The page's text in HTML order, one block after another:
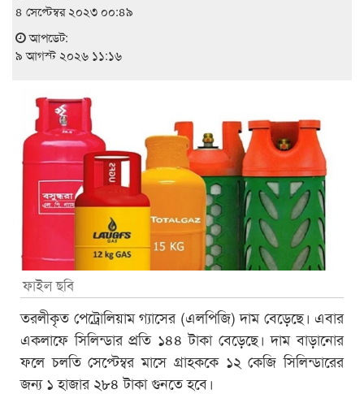
৪ সেপ্টেম্বর ২০২৩ ০০:৪৯
আপডেট:
৯ আগস্ট ২০২৬ ১১:১৬
ফাইল ছবি
তরলীকৃত পেট্রোলিয়াম গ্যাসের (এলপিজি) দাম বেড়েছে। এবার
একলাফে সিলিন্ডার প্রতি ১৪৪ টাকা বেড়েছে। দাম বাড়ানোর
ফলে চলতি সেপ্টেম্বর মাসে গ্রাহককে ১২ কেজি সিলিন্ডারের
জন্য ১ হাজার ২৮৪ টাকা গুনতে হবে।